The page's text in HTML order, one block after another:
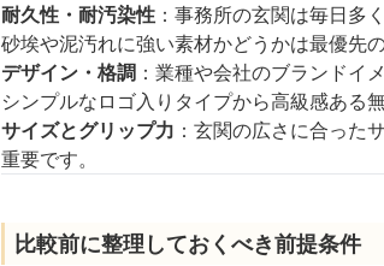
耐久性・耐汚染性 ：事務所の玄関は毎日多
砂埃や泥汚れに強い素材かどうかは最優先の
デザイン・格調 ：業種や会社のブランドイ
シンプルなロゴ入りタイプから高級感ある
サイズとグリップ力 ：玄関の広さに合った
重要です。
比較前に整理しておくべき前提条件